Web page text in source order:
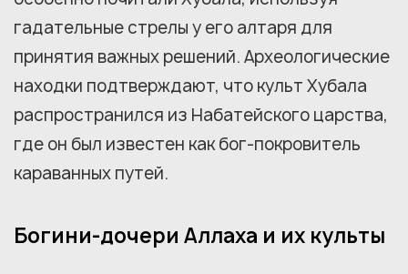
гадательные стрелы у его алтаря для
принятия важных решений. Археологические
находки подтверждают, что культ Хубала
распространился из Набатейского царства,
где он был известен как бог-покровитель
караванных путей.
Богини-дочери Аллаха и их культы